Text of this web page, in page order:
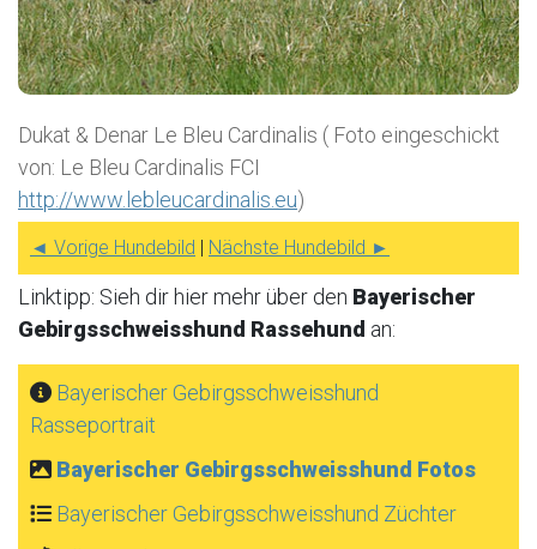
Dukat & Denar Le Bleu Cardinalis ( Foto eingeschickt
von: Le Bleu Cardinalis FCI
http://www.lebleucardinalis.eu)
◄ Vorige Hundebild Nächste Hundebild ►
Linktipp: Sieh dir hier mehr über den Bayerischer
Gebirgsschweisshund Rassehund an:
Bayerischer Gebirgsschweisshund
Rasseportrait
Bayerischer Gebirgsschweisshund Fotos
Bayerischer Gebirgsschweisshund Züchter